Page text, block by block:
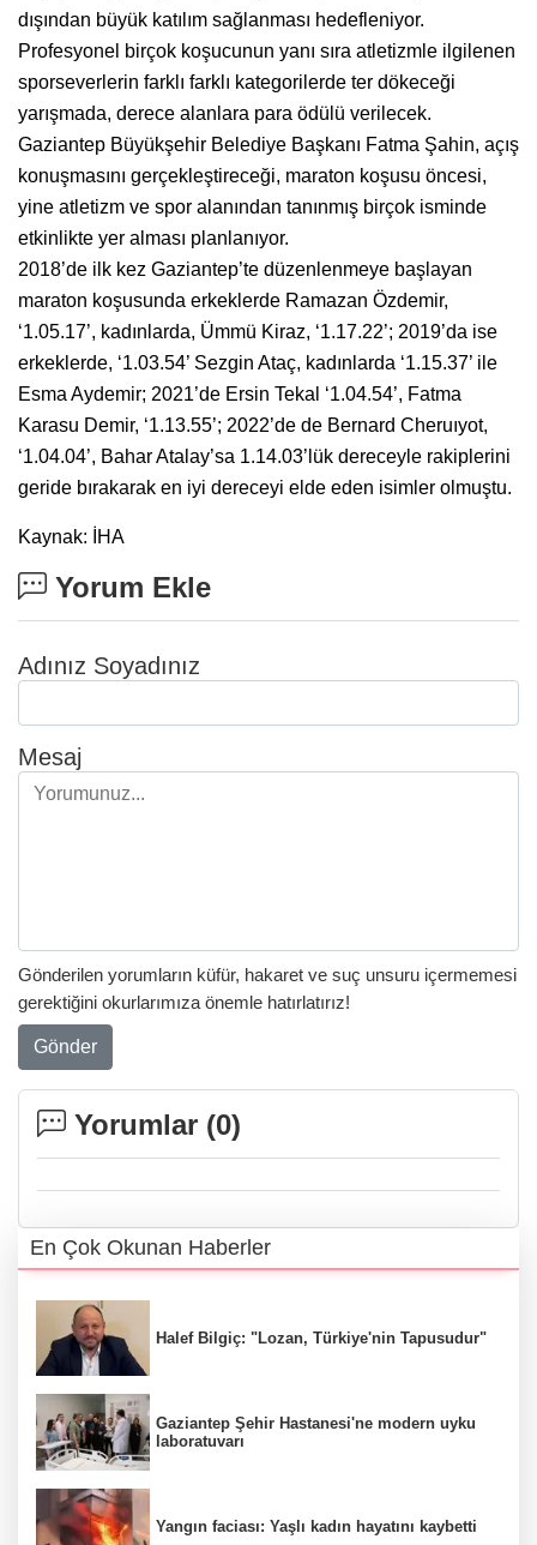
dışından büyük katılım sağlanması hedefleniyor.
Profesyonel birçok koşucunun yanı sıra atletizmle ilgilenen
sporseverlerin farklı farklı kategorilerde ter dökeceği
yarışmada, derece alanlara para ödülü verilecek.
Gaziantep Büyükşehir Belediye Başkanı Fatma Şahin, açış
konuşmasını gerçekleştireceği, maraton koşusu öncesi,
yine atletizm ve spor alanından tanınmış birçok isminde
etkinlikte yer alması planlanıyor.
2018’de ilk kez Gaziantep’te düzenlenmeye başlayan
maraton koşusunda erkeklerde Ramazan Özdemir,
‘1.05.17’, kadınlarda, Ümmü Kiraz, ‘1.17.22’; 2019’da ise
erkeklerde, ‘1.03.54’ Sezgin Ataç, kadınlarda ‘1.15.37’ ile
Esma Aydemir; 2021’de Ersin Tekal ‘1.04.54’, Fatma
Karasu Demir, ‘1.13.55’; 2022’de de Bernard Cheruıyot,
‘1.04.04’, Bahar Atalay’sa 1.14.03’lük dereceyle rakiplerini
geride bırakarak en iyi dereceyi elde eden isimler olmuştu.
Kaynak: İHA
Yorum Ekle
Adınız Soyadınız
Mesaj
Gönderilen yorumların küfür, hakaret ve suç unsuru içermemesi
gerektiğini okurlarımıza önemle hatırlatırız!
Gönder
Yorumlar (0)
En Çok Okunan Haberler
Halef Bilgiç: "Lozan, Türkiye'nin Tapusudur"
Gaziantep Şehir Hastanesi'ne modern uyku
laboratuvarı
Yangın faciası: Yaşlı kadın hayatını kaybetti